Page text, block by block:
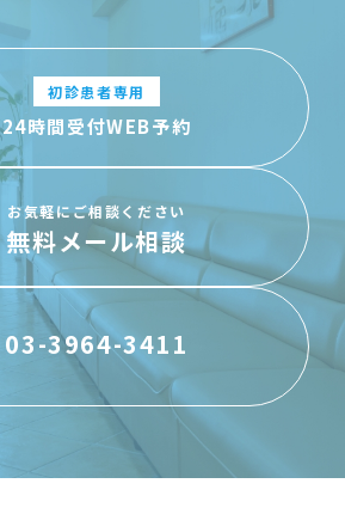
初診患者専用
24時間受付WEB予約
お気軽にご相談ください
無料メール相談
03-3964-3411